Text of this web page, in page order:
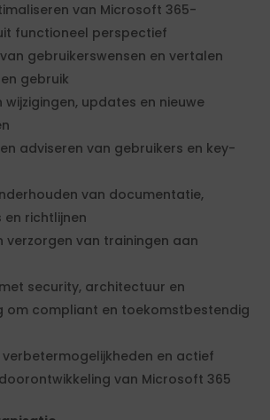
van Microsoft 365-
functioneel perspectief
gebruikerswensen en vertalen
gebruik
wijzigingen, updates en nieuwe
adviseren van gebruikers en key-
van documentatie,
richtlijnen
verzorgen van trainingen aan
security, architectuur en
om compliant en toekomstbestendig
verbetermogelijkheden en actief
van Microsoft 365